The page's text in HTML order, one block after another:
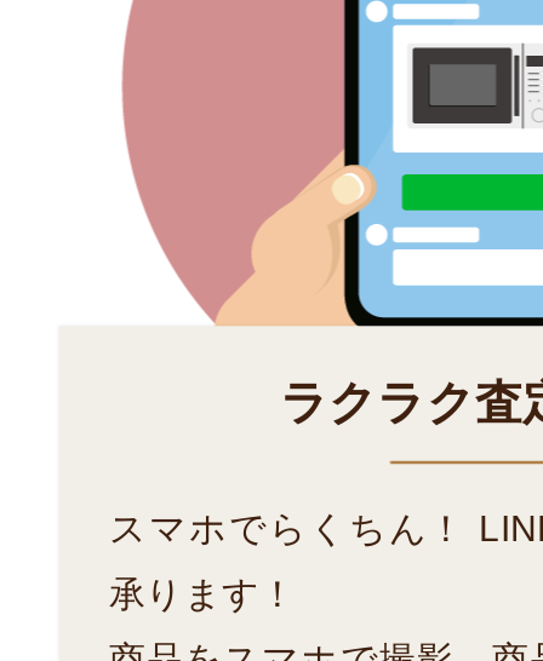
ラクラク査
スマホでらくちん！
承ります！